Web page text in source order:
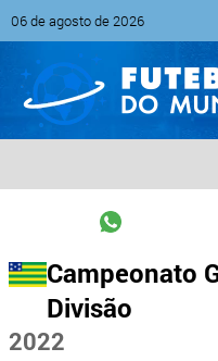
06 de agosto de 2026
Campeonato
Divisão
2022